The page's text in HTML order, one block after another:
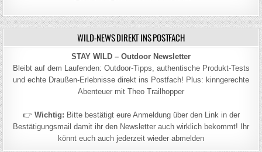
WILD-NEWS DIREKT INS POSTFACH
STAY WILD – Outdoor Newsletter
Bleibt auf dem Laufenden: Outdoor-Tipps, authentische Produkt-Tests
und echte Draußen-Erlebnisse direkt ins Postfach! Plus: kinngerechte
Abenteuer mit Theo Trailhopper
👉 Wichtig: Bitte bestätigt eure Anmeldung über den Link in der
Bestätigungsmail damit ihr den Newsletter auch wirklich bekommt! Ihr
könnt euch auch jederzeit wieder abmelden